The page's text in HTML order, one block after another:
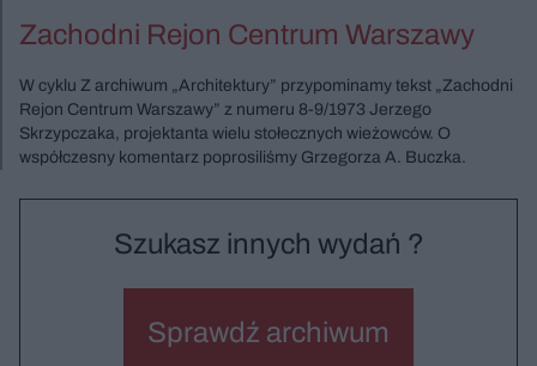
Zachodni Rejon Centrum Warszawy
W cyklu Z archiwum „Architektury” przypominamy tekst „Zachodni
Rejon Centrum Warszawy” z numeru 8-9/1973 Jerzego
Skrzypczaka, projektanta wielu stołecznych wieżowców. O
współczesny komentarz poprosiliśmy Grzegorza A. Buczka.
Szukasz innych wydań ?
Sprawdź archiwum